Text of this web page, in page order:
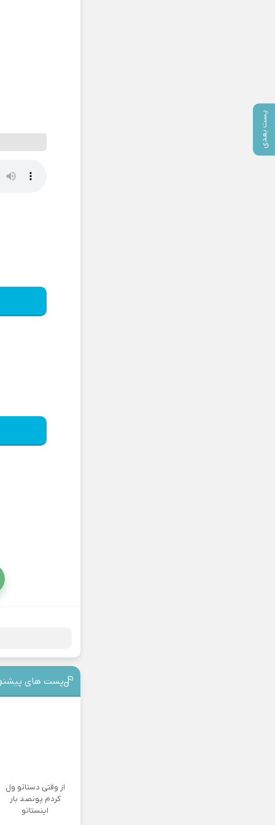
پست بعدی
پست های
از وقتی دستاتو ول
کردم پونصد بار
اینستاتو